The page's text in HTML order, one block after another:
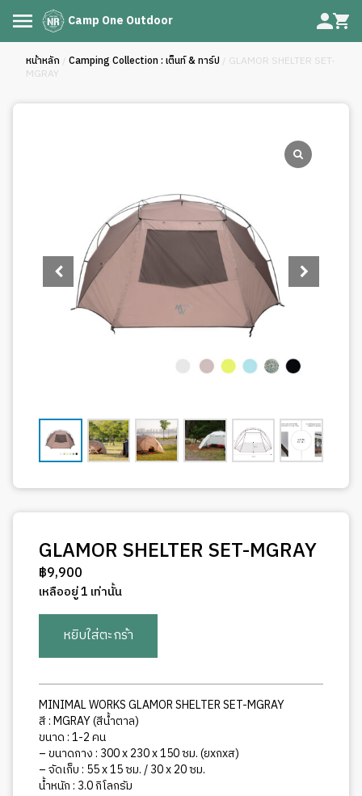
Camp One Outdoor
หน้าหลัก / Camping Collection : เต็นท์ & ทาร์ป / GLAMOR SHELTER SET-
MGRAY
GLAMOR SHELTER SET-MGRAY
฿9,900
เหลืออยู่ 1 เท่านั้น
GLAMOR
SHELTER
SET-
MGRAY
ชิ้น
หยิบใส่ตะกร้า
MINIMAL WORKS GLAMOR SHELTER SET-MGRAY
สี : MGRAY (สีน้ำตาล)
ขนาด : 1-2 คน
– ขนาดกาง : 300 x 230 x 150 ซม. (ยxกxส)
– จัดเก็บ : 55 x 15 ซม. / 30 x 20 ซม.
น้ำหนัก : 3.0 กิโลกรัม